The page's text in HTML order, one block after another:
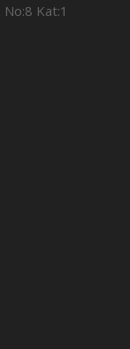
No:8 Kat:1